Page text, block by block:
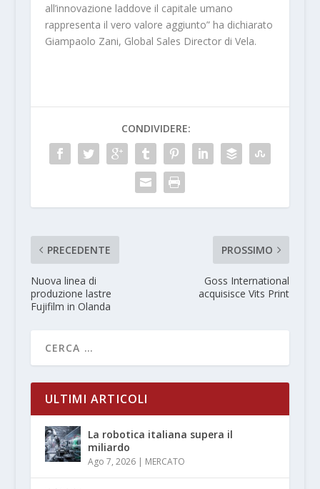
all’innovazione laddove il capitale umano
rappresenta il vero valore aggiunto” ha dichiarato
Giampaolo Zani, Global Sales Director di Vela.
CONDIVIDERE:
PRECEDENTE
Nuova linea di
produzione lastre
Fujifilm in Olanda
PROSSIMO
Goss International
acquisisce Vits Print
ULTIMI ARTICOLI
La robotica italiana supera il
miliardo
Ago 7, 2026| MERCATO